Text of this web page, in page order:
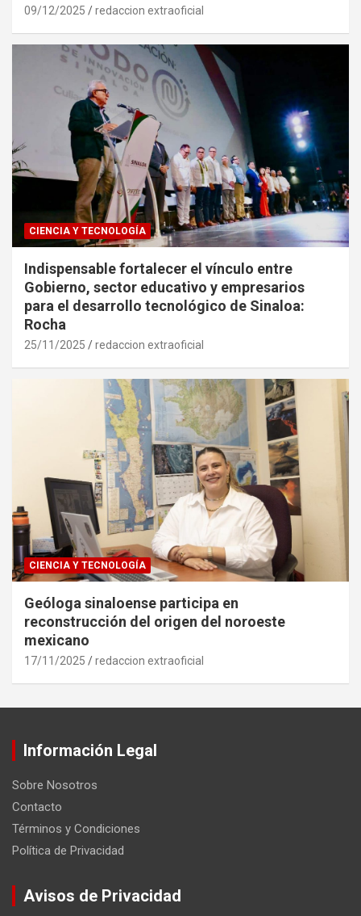
09/12/2025 redaccion extraoficial
CIENCIA Y TECNOLOGÍA
Indispensable fortalecer el vínculo entre
Gobierno, sector educativo y empresarios
para el desarrollo tecnológico de Sinaloa:
Rocha
25/11/2025 redaccion extraoficial
CIENCIA Y TECNOLOGÍA
Geóloga sinaloense participa en
reconstrucción del origen del noroeste
mexicano
17/11/2025 redaccion extraoficial
Información Legal
Sobre Nosotros
Contacto
Términos y Condiciones
Política de Privacidad
Avisos de Privacidad